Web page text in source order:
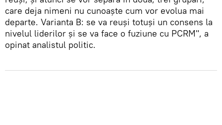
care deja nimeni nu cunoaște cum vor evolua mai
departe. Varianta B: se va reuși totuși un consens la
nivelul liderilor și se va face o fuziune cu PCRM", a
opinat analistul politic.